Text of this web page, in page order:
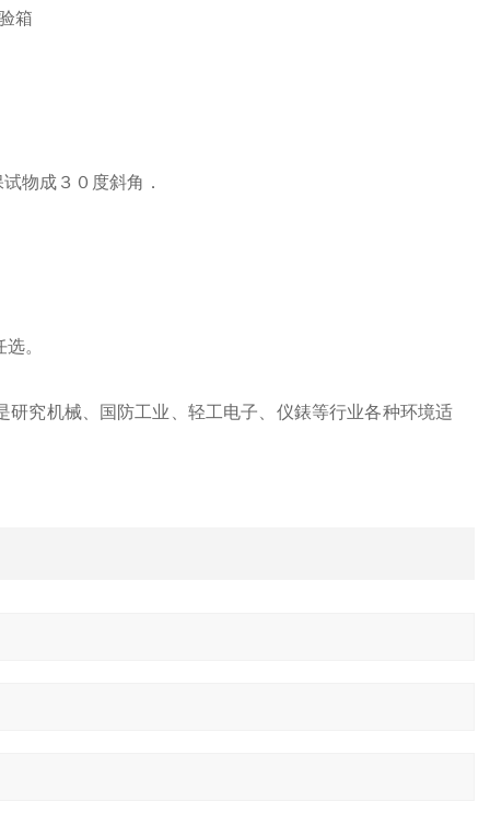
物成３０度斜角．
。
究机械、国防工业、轻工电子、仪錶等行业各种环境适